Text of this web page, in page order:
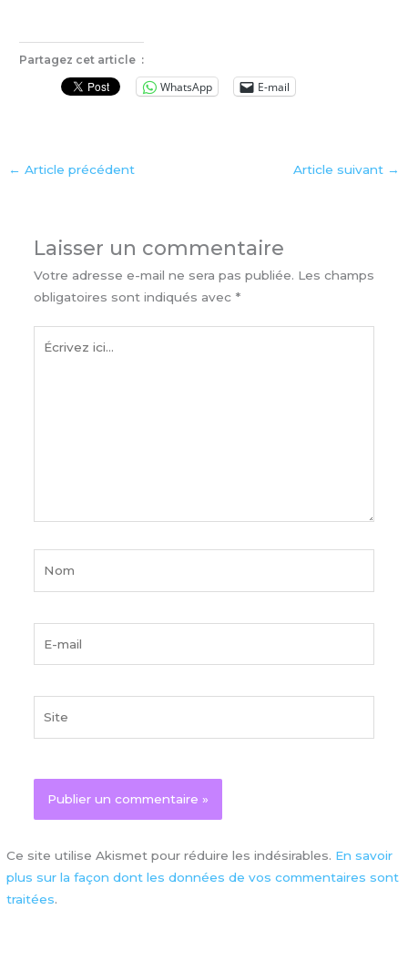
Partagez cet article :
WhatsApp E-mail
← Article précédent Article suivant →
Laisser un commentaire
Votre adresse e-mail ne sera pas publiée. Les champs
obligatoires sont indiqués avec *
Ce site utilise Akismet pour réduire les indésirables. En savoir
plus sur la façon dont les données de vos commentaires sont
traitées.